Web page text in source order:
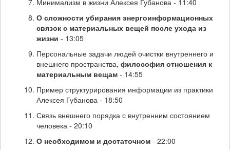
Минимализм в жизни Алексея Губанова - 11:40
О сложности убирания энергоинформационных
связок с материальных вещей после ухода из
жизни - 13:05
Персональные задачи людей очистки внутреннего и
внешнего пространства, философия отношения к
материальным вещам - 14:55
Пример структурирования информации из практики
Алексея Губанова - 18:50
Связь внешнего порядка с внутренним состоянием
человека - 20:10
О необходимом и достаточном - 22:00